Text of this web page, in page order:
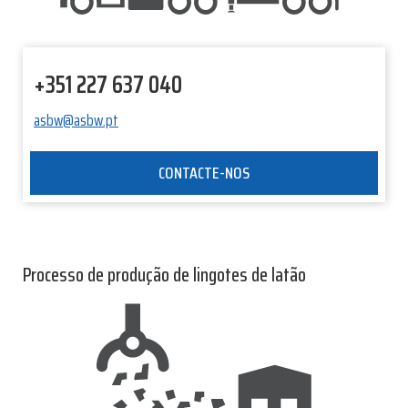
+351 227 637 040
asbw@asbw.pt
CONTACTE-NOS
Processo de produção de lingotes de latão